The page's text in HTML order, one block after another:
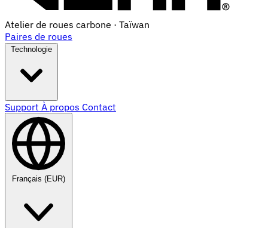
Atelier de roues carbone · Taïwan
Paires de roues
Technologie
Support À propos Contact